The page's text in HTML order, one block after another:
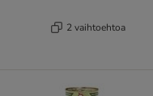
2 vaihtoehtoa